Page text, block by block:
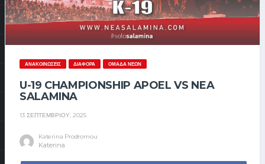
ΑΝΑΚΟΙΝΏΣΕΙΣ ΔΙΆΦΟΡΑ ΟΜΆΔΑ ΝΈΩΝ
U-19 CHAMPIONSHIP APOEL VS NEA
SALAMINA
13 ΣΕΠΤΕΜΒΡΊΟΥ, 2025
Katerina Prodromou
Katerina